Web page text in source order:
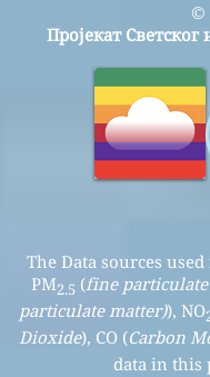
©
Пројекат Светског
The Data sources
PM2.5 (fine
particulate matter)), NO
Dioxide), CO (Carbon
data in this